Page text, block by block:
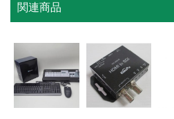
関連商品